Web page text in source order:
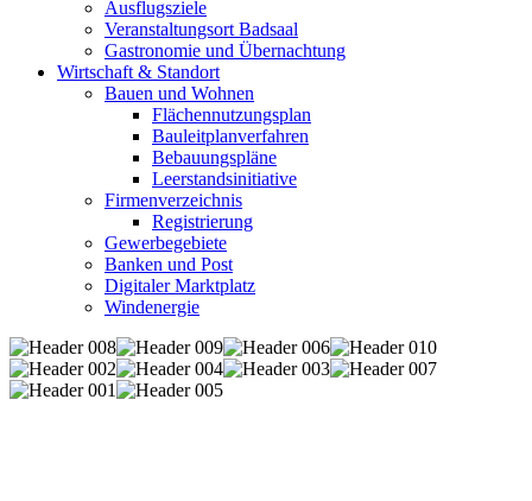
Ausflugsziele
Veranstaltungsort Badsaal
Gastronomie und Übernachtung
Wirtschaft & Standort
Bauen und Wohnen
Flächennutzungsplan
Bauleitplanverfahren
Bebauungspläne
Leerstandsinitiative
Firmenverzeichnis
Registrierung
Gewerbegebiete
Banken und Post
Digitaler Marktplatz
Windenergie